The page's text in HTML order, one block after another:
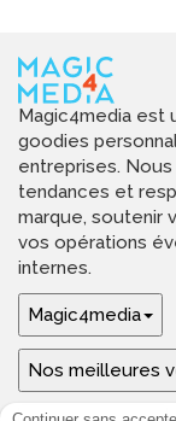
Magic4media est
goodies
entreprises.
tendances et
marque, soutenir
vos opérations
internes.
Magic4media
Nos meilleures